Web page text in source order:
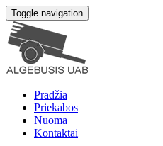
Toggle navigation
Pradžia
Priekabos
Nuoma
Kontaktai